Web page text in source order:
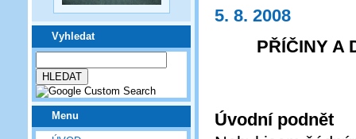
Vyhledat
Menu
5. 8. 2008
PŘÍČINY A
Úvodní podnět